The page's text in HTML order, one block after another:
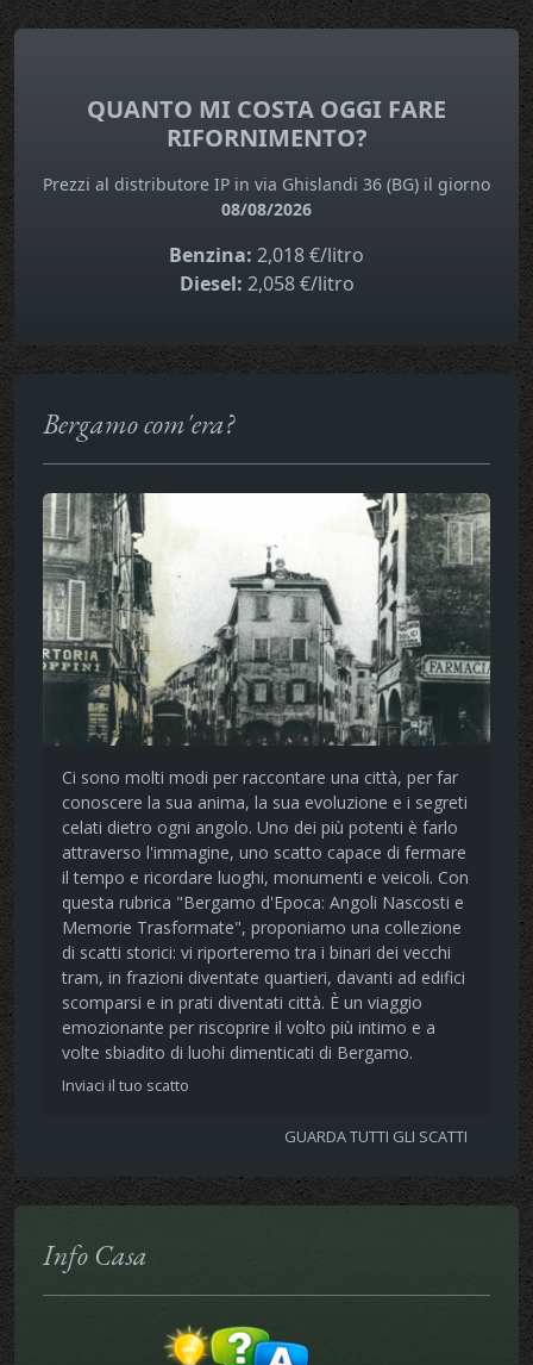
QUANTO MI COSTA OGGI FARE
RIFORNIMENTO?
Prezzi al distributore IP in via Ghislandi 36 (BG) il giorno
08/08/2026
Benzina: 2,018 €/litro
Diesel: 2,058 €/litro
Bergamo com'era?
Ci sono molti modi per raccontare una città, per far
conoscere la sua anima, la sua evoluzione e i segreti
celati dietro ogni angolo. Uno dei più potenti è farlo
attraverso l'immagine, uno scatto capace di fermare
il tempo e ricordare luoghi, monumenti e veicoli. Con
questa rubrica "Bergamo d'Epoca: Angoli Nascosti e
Memorie Trasformate", proponiamo una collezione
di scatti storici: vi riporteremo tra i binari dei vecchi
tram, in frazioni diventate quartieri, davanti ad edifici
scomparsi e in prati diventati città. È un viaggio
emozionante per riscoprire il volto più intimo e a
volte sbiadito di luohi dimenticati di Bergamo.
Inviaci il tuo scatto
GUARDA TUTTI GLI SCATTI
Info Casa